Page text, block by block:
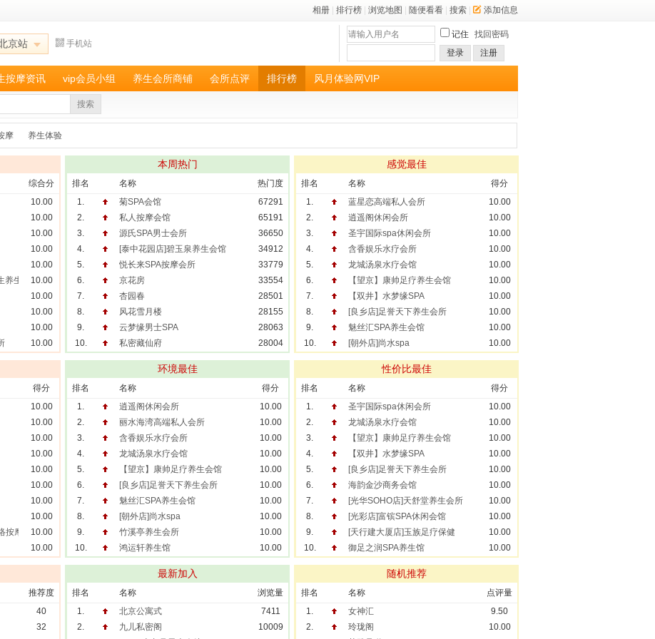
相册 排行榜 浏览地图 随便看看 搜索 添加信息
京站 手机站
记住 找回密码
登录
注册
按摩资讯 vip会员小组 养生会所商铺 会所点评 排行榜 风月体验网VIP
搜索
摩 养生体验
综合分
10.00
10.00
10.00
10.00
10.00
养生会馆10.00
10.00
10.00
10.00
10.00
本周热门
排名 名称
热门度
1.
菊SPA会馆
67291
2.
私人按摩会馆
65191
3.
源氏SPA男士会所
36650
4.
[泰中花园店]碧玉泉养生会馆
34912
5.
悦长来SPA按摩会所
33779
6.
京花房
33554
7.
杏园春
28501
8.
风花雪月楼
28155
9.
云梦缘男士SPA
28063
10.
私密藏仙府 28004
感觉最佳
排名 名称
得分
1.
蓝星恋高端私人会所
10.00
2.
逍遥阁休闲会所
10.00
3.
圣宇国际spa休闲会所
10.00
4.
含香娱乐水疗会所
10.00
5.
龙城汤泉水疗会馆
10.00
6.
【望京】康帅足疗养生会馆
10.00
7.
【双井】水梦缘SPA
10.00
8.
[良乡店]足誉天下养生会所
10.00
9.
魅丝汇SPA养生会馆
10.00
10.
[朝外店]尚水spa 10.00
得分
10.00
10.00
10.00
10.00
10.00
10.00
10.00
10.00
按摩推拿10.00
10.00
环境最佳
排名 名称
得分
1.
逍遥阁休闲会所
10.00
2.
丽水海湾高端私人会所
10.00
3.
含香娱乐水疗会所
10.00
4.
龙城汤泉水疗会馆
10.00
5.
【望京】康帅足疗养生会馆
10.00
6.
[良乡店]足誉天下养生会所
10.00
7.
魅丝汇SPA养生会馆
10.00
8.
[朝外店]尚水spa
10.00
9.
竹溪亭养生会所
10.00
10.
鸿运轩养生馆 10.00
性价比最佳
排名 名称
得分
1.
圣宇国际spa休闲会所
10.00
2.
龙城汤泉水疗会馆
10.00
3.
【望京】康帅足疗养生会馆
10.00
4.
【双井】水梦缘SPA
10.00
5.
[良乡店]足誉天下养生会所
10.00
6.
海韵金沙商务会馆
10.00
7.
[光华SOHO店]天舒堂养生会所
10.00
8.
[光彩店]富镔SPA休闲会馆
10.00
9.
[天行建大厦店]玉族足疗保健
10.00
10.
御足之润SPA养生馆 10.00
推荐度
40
32
最新加入
排名 名称
浏览量
1.
北京公寓式
7411
2.
九儿私密阁
10009
随机推荐
排名 名称
点评量
1.
女神汇
9.50
2.
玲珑阁
10.00